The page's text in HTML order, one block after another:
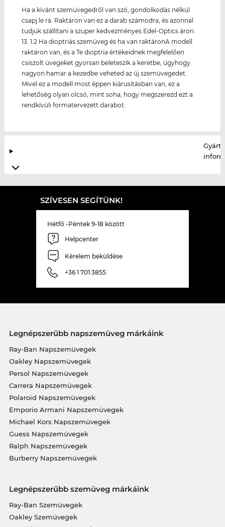
Ha a kívánt szemüvegedről van szó, gondolkodás nélkül
csapj le rá. Raktáron van ez a darab számodra, és azonnal
tudjuk szállítani a szuper kedvezményes Edel-Optics áron.
13. 1.2 Ha dioptriás szemüveg és ha van raktáronA modell
raktáron van, és a Te dioptria értékeidnek megfelelően
csiszolt üvegeket gyorsan beleteszik a keretbe, úgyhogy
nagyon hamar a kezedbe veheted az új szemüvegedet.
Mivel ez a modell most éppen kiárusításban van, ez a
lehetőség olyan olcsó, mint soha, hogy megszerezd ezt a
rendkívüli formatervezett darabot.
SZÍVESEN SEGÍTÜNK!
Hétfő -Péntek 9-18 között
Helpcenter
Kérelem beküldése
+36 1 701 3855
Legnépszerűbb napszemüveg márkáink
Ray-Ban Napszemüvegek
Oakley Napszemüvegek
Persol Napszemüvegek
Carrera Napszemüvegek
Polaroid Napszemüvegek
Emporio Armani Napszemüvegek
Michael Kors Napszemüvegek
Guess Napszemüvegek
Ralph Napszemüvegek
Burberry Napszemüvegek
Legnépszerűbb szemüveg márkáink
Ray-Ban Szemüvegek
Oakley Szemüvegek